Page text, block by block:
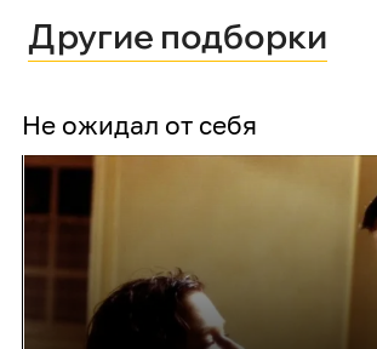
Другие подборки
Не ожидал от себя